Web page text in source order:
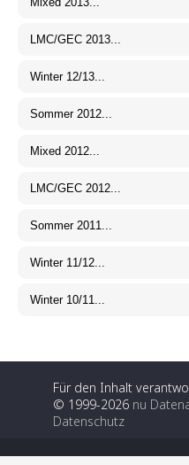
Für den Inhalt
© 1999-2026 nu
Datenschutz